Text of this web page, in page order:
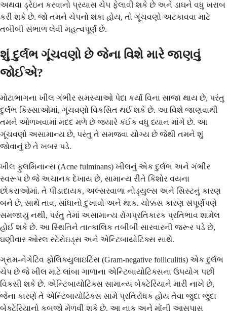
અથવા ડ્રેઇન કરવાનો પ્રયાસ ચેપ ફેલાવી શકે છે અને ડાઘને વધુ ખરાબ
કરી શકે છે. જો તમને ચેપનો શંકા હોય, તો ગૂંચવણો અટકાવવા માટે
તબીબી સંભાળ લેવી મહત્વપૂર્ણ છે.
શું દુર્લભ ગૂંચવણો છે જેના વિશે મારે જાણવું
જોઈએ?
મોટાભાગના ખીલ ગંભીર સમસ્યાઓ પેદા કર્યા વિના સાજા થાય છે, પરંતુ
દુર્લભ કિસ્સાઓમાં, ગૂંચવણો વિકસિત થઈ શકે છે. આ વિશે જાણવાથી
તમને ઓળખવામાં મદદ મળે છે જ્યારે કંઈક વધુ ધ્યાન માંગે છે. આ
ગૂંચવણો અસામાન્ય છે, પરંતુ તે સમજવા યોગ્ય છે જેથી તમને શું
જોવાનું છે તે ખબર પડે.
ખીલ ફુલમિનાન્સ (Acne fulminans) ખીલનું એક દુર્લભ અને ગંભીર
સ્વરૂપ છે જે અચાનક દેખાય છે, સામાન્ય રીતે કિશોર વયના
છોકરાઓમાં. તે પીડાદાયક, અલ્સરવાળા નોડ્યુલ્સ અને સિસ્ટનું કારણ
બને છે, સાથે તાવ, સાંધાનો દુખાવો અને થાક. ચોક્કસ કારણ સંપૂર્ણપણે
સમજાયું નથી, પરંતુ તેમાં અસામાન્ય રોગપ્રતિકારક પ્રતિભાવ શામેલ
હોઈ શકે છે. આ સ્થિતિને તાત્કાલિક તબીબી સારવારની જરૂર પડે છે,
ઘણીવાર ઓરલ સ્ટેરોઇડ્સ અને એન્ટિબાયોટિક્સ સાથે.
ગ્રામ-નેગેટિવ ફોલિક્યુલાઇટિસ (Gram-negative folliculitis) એક દુર્લભ
ચેપ છે જે ખીલ માટે લાંબા ગાળાના એન્ટિબાયોટિક્સના ઉપયોગ પછી
વિકસી શકે છે. એન્ટિબાયોટિક્સ સામાન્ય બેક્ટેરિયાને મારી નાખે છે,
જેના કારણે તે એન્ટિબાયોટિક્સ સામે પ્રતિરોધક હોય તેવા જુદા જુદા
બેક્ટેરિયાનો કબજો મેળવી શકે છે. આ નાક અને મોંની આસપાસ